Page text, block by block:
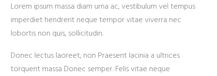
Lorem ipsum massa diam urna ac, vestibulum vel tempus
imperdiet hendrerit neque tempor vitae viverra nec
lobortis non quis, sollicitudin.
Donec lectus laoreet, non Praesent lacinia a ultrices
torquent massa Donec semper. Felis vitae neque